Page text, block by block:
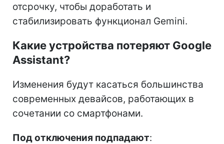
отсрочку, чтобы доработать и
стабилизировать функционал Gemini.
Какие устройства потеряют Google
Assistant?
Изменения будут касаться большинства
современных девайсов, работающих в
сочетании со смартфонами.
Под отключения подпадают: